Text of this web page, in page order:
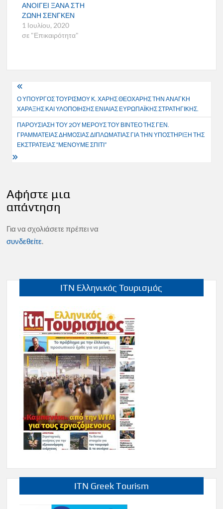
ΑΝΟΙΓΕΙ ΞΑΝΑ ΣΤΗ
ΖΩΝΗ ΣΕΝΓΚΕΝ
1 Ιουλίου, 2020
σε "Επικαιρότητα"
Πλοήγηση
άρθρων
Ο ΥΠΟΥΡΓΟΣ ΤΟΥΡΙΣΜΟΥ Κ. ΧΑΡΗΣ ΘΕΟΧΑΡΗΣ ΤΗΝ ΑΝΑΓΚΗ
ΧΑΡΑΞΗΣ ΚΑΙ ΥΛΟΠΟΙΗΣΗΣ ΕΝΙΑΙΑΣ ΕΥΡΩΠΑΪΚΗΣ ΣΤΡΑΤΗΓΙΚΗΣ.
ΠΑΡΟΥΣΙΑΣΗ ΤΟΥ 2ΟΥ ΜΕΡΟΥΣ ΤΟΥ ΒΙΝΤΕΟ ΤΗΣ ΓΕΝ.
ΓΡΑΜΜΑΤΕΙΑΣ ΔΗΜΟΣΙΑΣ ΔΙΠΛΩΜΑΤΙΑΣ ΓΙΑ ΤΗΝ ΥΠΟΣΤΗΡΙΞΗ ΤΗΣ
ΕΚΣΤΡΑΤΕΙΑΣ “ΜΕΝΟΥΜΕ ΣΠΙΤΙ”
Αφήστε μια
απάντηση
Για να σχολιάσετε πρέπει να
συνδεθείτε.
ITN Ελληνικός Τουρισμός
ITN Greek Tourism